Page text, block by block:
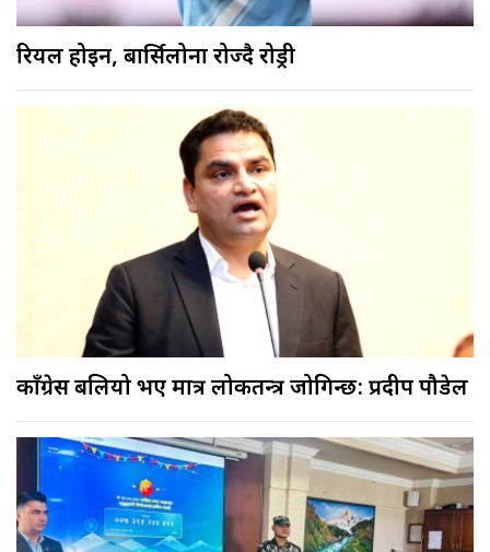
रियल होइन, बार्सिलोना रोज्दै रोड्री
काँग्रेस बलियो भए मात्र लोकतन्त्र जोगिन्छ: प्रदीप पौडेल